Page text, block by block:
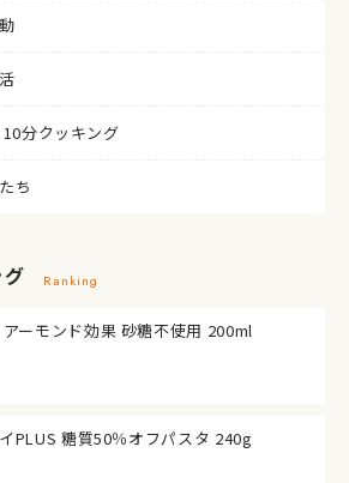
分クッキング
ち
Ranking
ーモンド効果 砂糖不使用 200ml
PLUS 糖質50％オフパスタ 240g